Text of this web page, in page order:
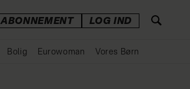
ABONNEMENT LOG IND
Bolig Eurowoman Vores Børn